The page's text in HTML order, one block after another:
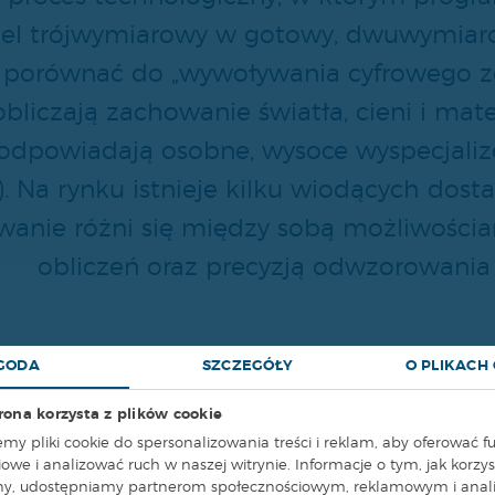
SZCZEGÓŁY O PLIKACH
korzysta z plików cookie
pliki cookie do spersonalizowania treści i reklam, aby oferować
i analizować ruch w naszej witrynie. Informacje o tym, jak
udostępniamy partnerom społecznościowym, reklamowym i
trójwymiarowy w gotowy,
do „wywoływania cyfrowego
zachowanie światła, cieni i
osobne, wysoce
Na rynku istnieje kilku wiodących
różni się między sobą
obliczeń oraz precyzją odwzorowania
przez nas sekcjach
„od kuchni” bezpośrednio w oknie
oraz jak surowa siatka